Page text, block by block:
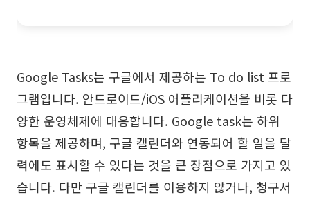
Google Tasks는 구글에서 제공하는 To do list 프로
그램입니다. 안드로이드/iOS 어플리케이션을 비롯 다
양한 운영체제에 대응합니다. Google task는 하위
항목을 제공하며, 구글 캘린더와 연동되어 할 일을 달
력에도 표시할 수 있다는 것을 큰 장점으로 가지고 있
습니다. 다만 구글 캘린더를 이용하지 않거나, 청구서